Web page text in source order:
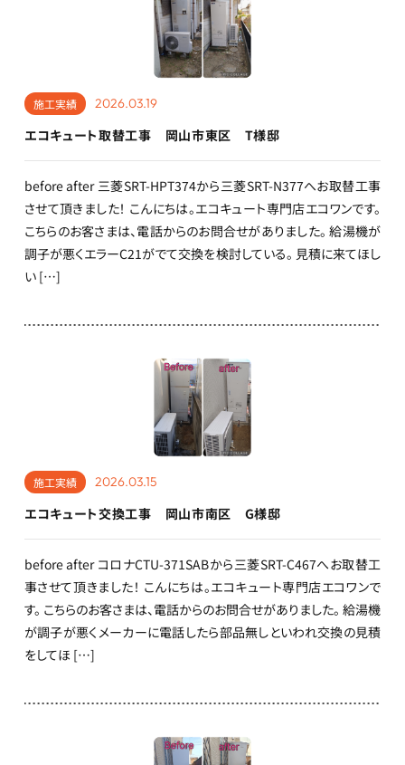
施工実績 2026.03.19
エコキュート取替工事 岡山市東区 T様邸
before after 三菱SRT-HPT374から三菱SRT-N377へお取替工事
させて頂きました！ こんにちは。エコキュート専門店エコワンです。
こちらのお客さまは、電話からのお問合せがありました。 給湯機が
調子が悪くエラーC21がでて交換を検討している。 見積に来てほし
い […]
施工実績 2026.03.15
エコキュート交換工事 岡山市南区 G様邸
before after コロナCTU-371SABから三菱SRT-C467へお取替工
事させて頂きました！ こんにちは。エコキュート専門店エコワンで
す。 こちらのお客さまは、電話からのお問合せがありました。 給湯機
が調子が悪くメーカーに電話したら部品無しといわれ交換の見積
をしてほ […]